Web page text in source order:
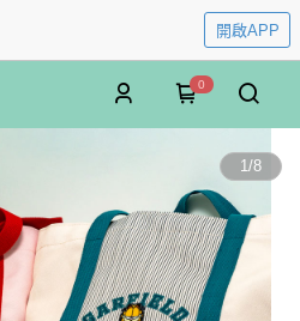
開啟APP
0
1/8